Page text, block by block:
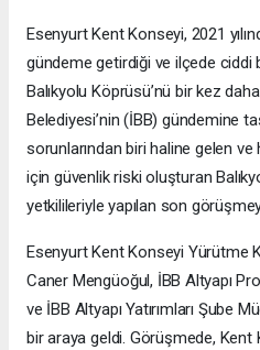
Esenyurt Kent Konseyi, 2021
gündeme getirdiği ve ilçede ciddi
Balıkyolu Köprüsü’nü bir kez
Belediyesi’nin (İBB) gündemine
sorunlarından biri haline gelen
için güvenlik riski oluşturan
yetkilileriyle yapılan son
Esenyurt Kent Konseyi Yürütme
Caner Mengüoğul, İBB Altyapı
ve İBB Altyapı Yatırımları Şube
bir araya geldi. Görüşmede,